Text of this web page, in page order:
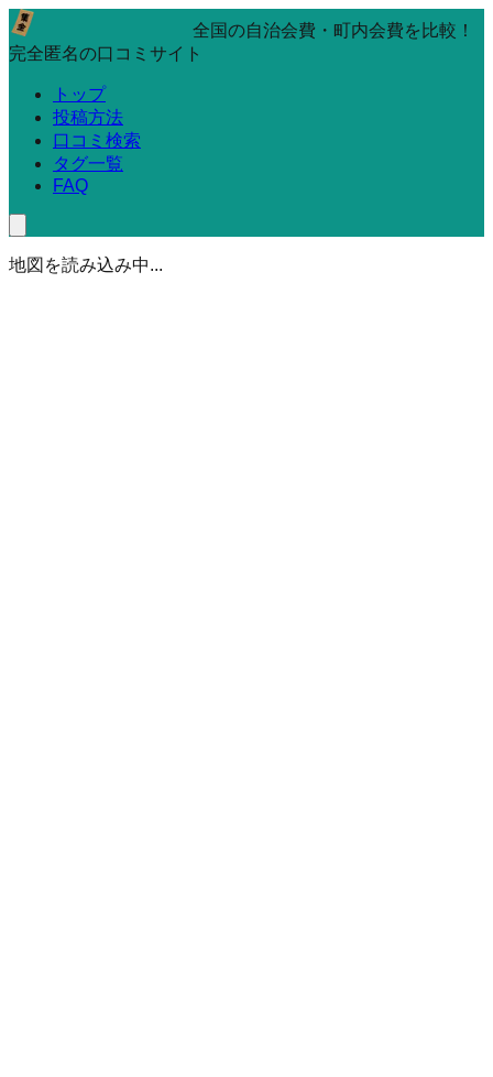
全国の自治会費・町内会費を比較！
完全匿名の口コミサイト
トップ
投稿方法
口コミ検索
タグ一覧
FAQ
地図を読み込み中...